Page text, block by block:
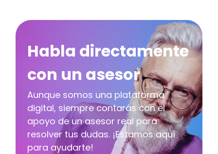
Habla directamente
con un asesor
Aunque somos una plataforma
digital, siempre contarás con el
apoyo de un asesor real para
resolver tus dudas. ¡Estamos aquí
para ayudarte!